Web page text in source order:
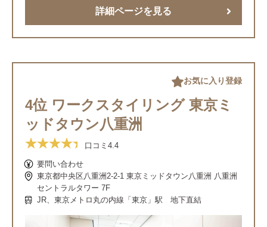
詳細ページを見る
4位 ワークスタイリング 東京ミ
ッドタウン八重洲
口コミ 4.4
要問い合わせ
東京都中央区八重洲2-2-1 東京ミッドタウン八重洲 八重洲
セントラルタワー 7F
JR、東京メトロ丸の内線「東京」駅 地下直結
お気に入り登録